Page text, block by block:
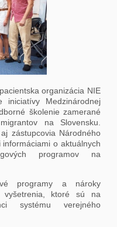
organizácia NIE
iniciatívy Medzinárodnej
školenie zamerané
na Slovensku.
zástupcovia Národného
o aktuálnych
programov na
programy a nároky
vyšetrenia, ktoré sú na
systému verejného